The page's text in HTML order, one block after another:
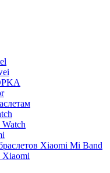
Xiaomi Mi Band
Xiaomi